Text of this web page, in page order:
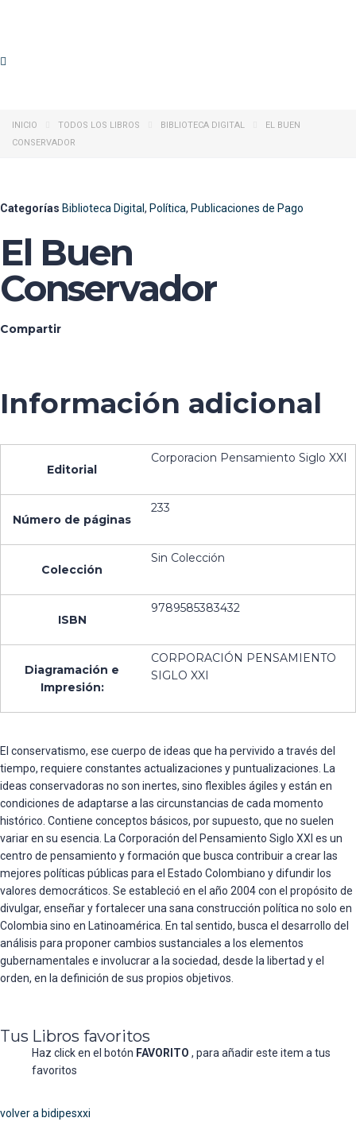
INICIO TODOS LOS LIBROS BIBLIOTECA DIGITAL
EL BUEN
CONSERVADOR
Categorías Biblioteca Digital , Política, Publicaciones de Pago
El Buen
Conservador
Compartir
Información adicional
Editorial
Corporacion Pensamiento Siglo XXI
Número de páginas
233
Colección
Sin Colección
ISBN
9789585383432
Diagramación e
Impresión:
CORPORACIÓN PENSAMIENTO
SIGLO XXI
El conservatismo, ese cuerpo de ideas que ha pervivido a través del
tiempo, requiere constantes actualizaciones y puntualizaciones. La
ideas conservadoras no son inertes, sino flexibles ágiles y están en
condiciones de adaptarse a las circunstancias de cada momento
histórico. Contiene conceptos básicos, por supuesto, que no suelen
variar en su esencia. La Corporación del Pensamiento Siglo XXI es un
centro de pensamiento y formación que busca contribuir a crear las
mejores políticas públicas para el Estado Colombiano y difundir los
valores democráticos. Se estableció en el año 2004 con el propósito de
divulgar, enseñar y fortalecer una sana construcción política no solo en
Colombia sino en Latinoamérica. En tal sentido, busca el desarrollo del
análisis para proponer cambios sustanciales a los elementos
gubernamentales e involucrar a la sociedad, desde la libertad y el
orden, en la definición de sus propios objetivos.
Tus Libros favoritos
Haz click en el botón FAVORITO , para añadir este item a tus
favoritos
volver a bidipesxxi